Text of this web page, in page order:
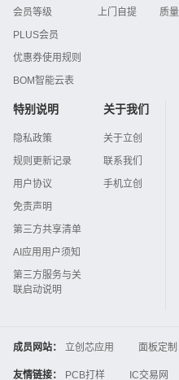
会员等级
PLUS会员
优惠券使用规则
BOM智能云表
上门自提
质
特别说明
隐私政策
规则更新记录
用户协议
免责声明
第三方共享清单
AI应用用户须知
第三方服务与关
联启动说明
关于我们
关于立创
联系我们
手机立创
成员网站： 立创芯应用 面板定制
3D打印
嘉立创FPC
友情链接： PCB打样 IC交易网